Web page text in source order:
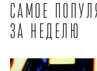
Самое
за неделю